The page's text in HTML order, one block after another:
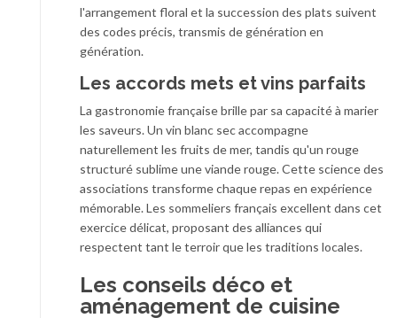
l'arrangement floral et la succession des plats suivent
des codes précis, transmis de génération en
génération.
Les accords mets et vins parfaits
La gastronomie française brille par sa capacité à marier
les saveurs. Un vin blanc sec accompagne
naturellement les fruits de mer, tandis qu'un rouge
structuré sublime une viande rouge. Cette science des
associations transforme chaque repas en expérience
mémorable. Les sommeliers français excellent dans cet
exercice délicat, proposant des alliances qui
respectent tant le terroir que les traditions locales.
Les conseils déco et
aménagement de cuisine